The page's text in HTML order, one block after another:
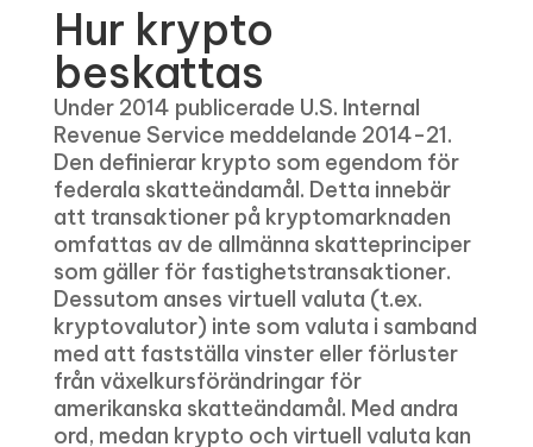
Hur krypto
beskattas
Under 2014 publicerade U.S. Internal
Revenue Service meddelande 2014-21.
Den definierar krypto som egendom för
federala skatteändamål. Detta innebär
att transaktioner på kryptomarknaden
omfattas av de allmänna skatteprinciper
som gäller för fastighetstransaktioner.
Dessutom anses virtuell valuta (t.ex.
kryptovalutor) inte som valuta i samband
med att fastställa vinster eller förluster
från växelkursförändringar för
amerikanska skatteändamål. Med andra
ord, medan krypto och virtuell valuta kan